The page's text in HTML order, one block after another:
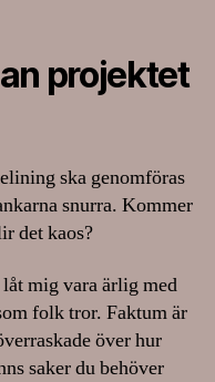
projektet
ska genomföras
snurra. Kommer
det kaos?
mig vara ärlig med
folk tror. Faktum är
över hur
saker du behöver